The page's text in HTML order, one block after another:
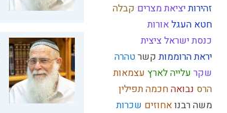
זהירותיציאת מצרים קבלה
חטא העגלאורות
כנסת ישראל ציצית
יראת הרוממותקשרטהרה
שקר עלייה לארץ עצמאות
הרס נבואהחכמהתפילין
משה רבנואחוזים שכרות